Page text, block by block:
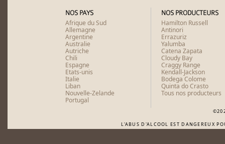
NOS PAYS
Afrique du Sud
Allemagne
Argentine
Australie
Autriche
Chili
Espagne
Etats-unis
Italie
Liban
Nouvelle-Zelande
Portugal
NOS PRODUCTEURS
Hamilton Russell
Antinori
Errazuriz
Yalumba
Catena Zapata
Cloudy Bay
Craggy Range
Kendall-Jackson
Bodega Colome
Quinta do Crasto
Tous nos producteurs
L'ABUS D'ALCOOL EST DANGEREUX